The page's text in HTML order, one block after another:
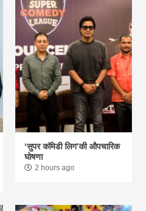
‘सुपर कॉमेडी लिग’की औपचारिक
घोषणा
2 hours ago